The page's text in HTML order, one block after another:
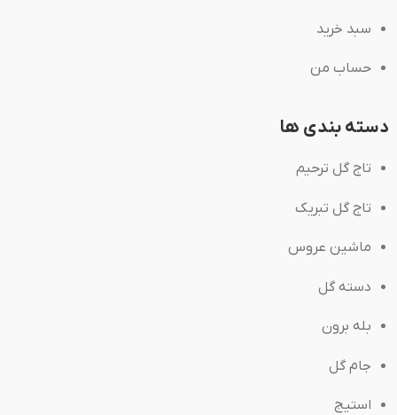
سبد خرید
حساب من
دسته بندی ها
تاج گل ترحیم
تاج گل تبریک
ماشین عروس
دسته گل
بله برون
جام گل
استیج